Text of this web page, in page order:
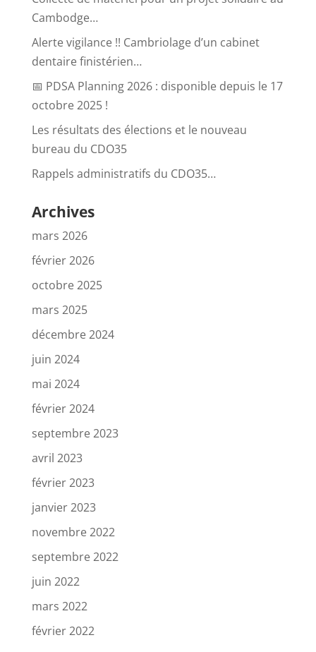
Cambodge…
Alerte vigilance !! Cambriolage d’un cabinet
dentaire finistérien…
📅 PDSA Planning 2026 : disponible depuis le 17
octobre 2025 !
Les résultats des élections et le nouveau
bureau du CDO35
Rappels administratifs du CDO35…
Archives
mars 2026
février 2026
octobre 2025
mars 2025
décembre 2024
juin 2024
mai 2024
février 2024
septembre 2023
avril 2023
février 2023
janvier 2023
novembre 2022
septembre 2022
juin 2022
mars 2022
février 2022